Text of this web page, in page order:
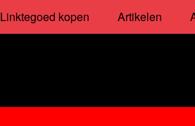
Linktegoed kopen Artikelen